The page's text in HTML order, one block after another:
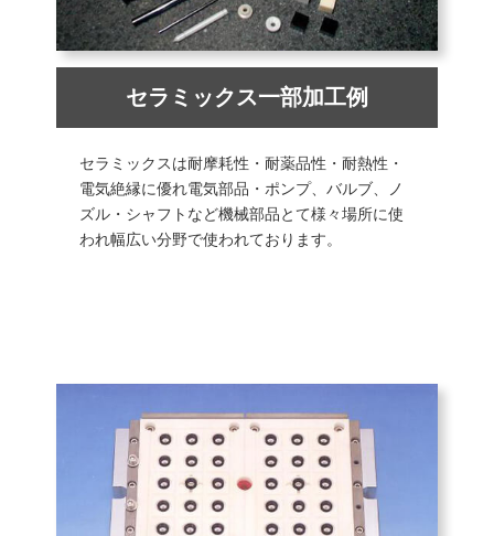
セラミックス一部加工例
セラミックスは耐摩耗性・耐薬品性・耐熱性・
電気絶縁に優れ電気部品・ポンプ、バルブ、ノ
ズル・シャフトなど機械部品とて様々場所に使
われ幅広い分野で使われております。